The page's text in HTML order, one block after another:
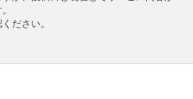
ださい。